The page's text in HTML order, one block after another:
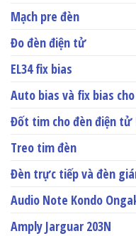
Mạch pre đèn
Đo đèn điện tử
EL34 fix bias
Auto bias và fix bias
Đốt tim cho đèn điện tử
Treo tim đèn
Đèn trực tiếp và đèn
Audio Note Kondo
Amply Jarguar 203N